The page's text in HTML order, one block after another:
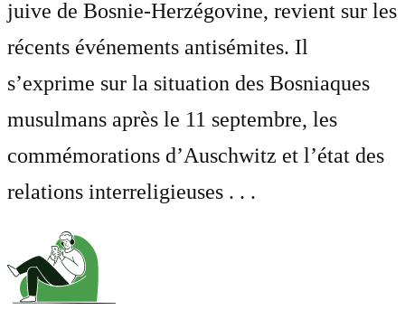
juive de Bosnie-Herzégovine, revient sur les
récents événements antisémites. Il
s’exprime sur la situation des Bosniaques
musulmans après le 11 septembre, les
commémorations d’Auschwitz et l’état des
relations interreligieuses . . .